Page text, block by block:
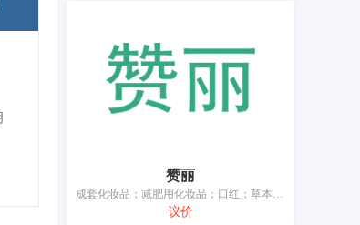
赞丽
成套化妆品；减肥用化妆品；口红；草本化妆品；化妆品；染发剂；祛斑霜；香水；固体牙膏
议价